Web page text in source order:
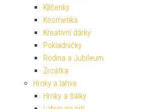
Klíčenky
Kosmetika
Kreativní dárky
Pokladničky
Rodina a Jubileum
Zrcátka
Hrnky a lahve
Hrnky a šálky